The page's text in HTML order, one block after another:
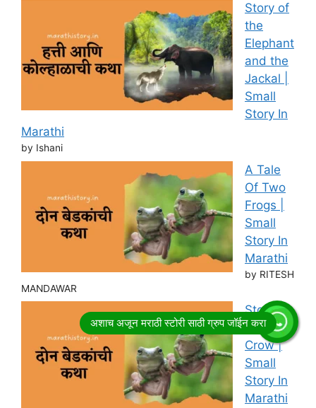
Story of
the
Elephant
and the
Jackal |
Small
Story In
Marathi
by Ishani
A Tale
Of Two
Frogs |
Small
Story In
Marathi
by RITESH
MANDAWAR
Story of
Thirsty
Crow |
Small
Story In
Marathi